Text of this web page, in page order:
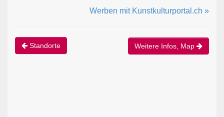
Werben mit Kunstkulturportal.ch »
Standorte Weitere Infos, Map